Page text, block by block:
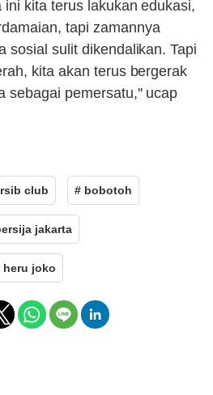
kita terus lakukan edukasi,
tapi zamannya
sosial sulit dikendalikan. Tapi
kita akan terus bergerak
sebagai pemersatu,'' ucap
club # bobotoh
jakarta
heru joko